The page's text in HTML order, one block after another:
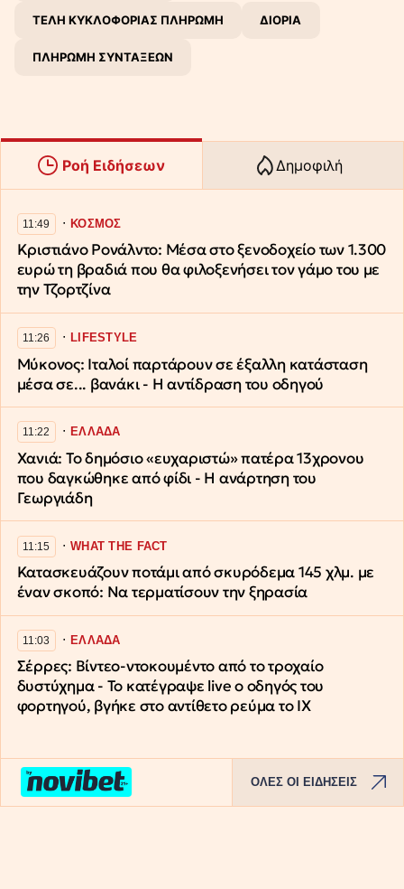
ΤΕΛΗ ΚΥΚΛΟΦΟΡΙΑΣ ΠΛΗΡΩΜΗ ΔΙΟΡΙΑ
ΠΛΗΡΩΜΗ ΣΥΝΤΑΞΕΩΝ
Ροή Ειδήσεων Δημοφιλή
11:49 ∙ΚΟΣΜΟΣ
Κριστιάνο Ρονάλντο: Μέσα στο ξενοδοχείο των 1.300
ευρώ τη βραδιά που θα φιλοξενήσει τον γάμο του με
την Τζορτζίνα
11:26 ∙LIFESTYLE
Μύκονος: Ιταλοί παρτάρουν σε έξαλλη κατάσταση
μέσα σε... βανάκι - Η αντίδραση του οδηγού
11:22 ∙ΕΛΛΑΔΑ
Χανιά: Το δημόσιο «ευχαριστώ» πατέρα 13χρονου
που δαγκώθηκε από φίδι - Η ανάρτηση του
Γεωργιάδη
11:15 ∙WHAT THE FACT
Κατασκευάζουν ποτάμι από σκυρόδεμα 145 χλμ. με
έναν σκοπό: Να τερματίσουν την ξηρασία
11:03 ∙ΕΛΛΑΔΑ
Σέρρες: Βίντεο-ντοκουμέντο από το τροχαίο
δυστύχημα - Το κατέγραψε live ο οδηγός του
φορτηγού, βγήκε στο αντίθετο ρεύμα το ΙΧ
ΟΛΕΣ ΟΙ ΕΙΔΗΣΕΙΣ